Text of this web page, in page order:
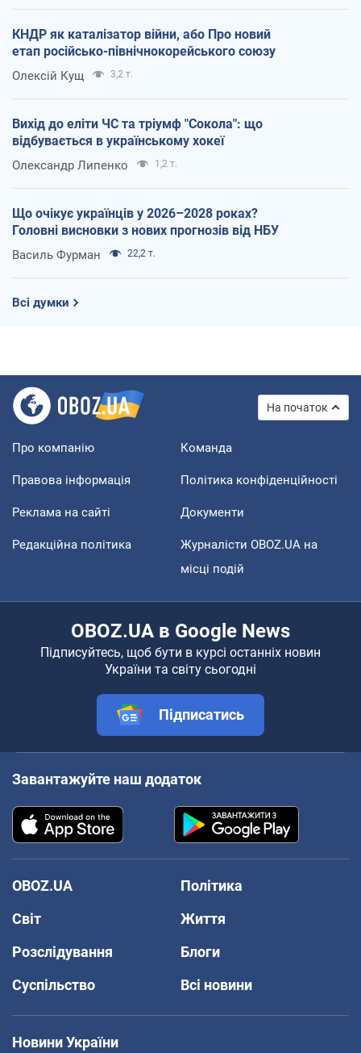
КНДР як каталізатор війни, або Про новий
етап російсько-північнокорейського союзу
Олексій Кущ 3,2 т.
Вихід до еліти ЧС та тріумф "Сокола": що
відбувається в українському хокеї
Олександр Липенко 1,2 т.
Що очікує українців у 2026–2028 роках?
Головні висновки з нових прогнозів від НБУ
Василь Фурман 22,2 т.
Всі думки
На початок
Про компанію Команда
Правова інформація Політика конфіденційності
Реклама на сайті Документи
Редакційна політика
Журналісти OBOZ.UA на
місці подій
OBOZ.UA в Google News
Підписуйтесь, щоб бути в курсі останніх новин
України та світу сьогодні
Підписатись
Завантажуйте наш додаток
OBOZ.UA
Політика
Світ
Життя
Розслідування
Блоги
Суспільство
Всі новини
Новини України